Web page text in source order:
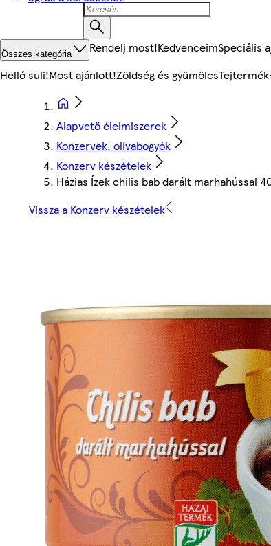
Összes kategória Rendelj most!KedvenceimSpeciális
Helló suli!Most ajánlott!Zöldség és gyümölcs
Alapvető élelmiszerek
Konzervek, olívabogyók
Konzerv készételek
Házias Ízek chilis bab darált marhahússal
Vissza a Konzerv készételek